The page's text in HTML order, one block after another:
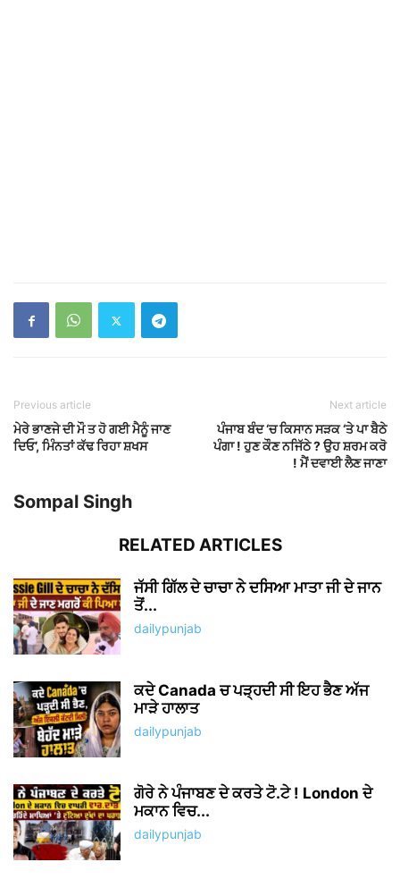
Previous article
ਮੇਰੇ ਭਾਣਜੇ ਦੀ ਮੌ ਤ ਹੋ ਗਈ ਮੈਨੂੰ ਜਾਣ
ਦਿਓ’, ਮਿੰਨਤਾਂ ਕੱਢ ਰਿਹਾ ਸ਼ਖਸ
Next article
ਪੰਜਾਬ ਬੰਦ ‘ਚ ਕਿਸਾਨ ਸੜਕ ‘ਤੇ ਪਾ ਬੈਠੇ
ਪੰਗਾ ! ਹੁਣ ਕੌਣ ਨਜਿੱਠੇ ? ਉਹ ਸ਼ਰਮ ਕਰੋ
! ਮੈਂ ਦਵਾਈ ਲੈਣ ਜਾਣਾ
Sompal Singh
RELATED ARTICLES
ਜੱਸੀ ਗਿੱਲ ਦੇ ਚਾਚਾ ਨੇ ਦਸਿਆ ਮਾਤਾ ਜੀ ਦੇ ਜਾਨ
ਤੋਂ...
dailypunjab
ਕਦੇ Canada ਚ ਪੜ੍ਹਦੀ ਸੀ ਇਹ ਭੈਣ ਅੱਜ
ਮਾੜੇ ਹਾਲਾਤ
dailypunjab
ਗੋਰੇ ਨੇ ਪੰਜਾਬਣ ਦੇ ਕਰਤੇ ਟੋ.ਟੇ ! London ਦੇ
ਮਕਾਨ ਵਿਚ...
dailypunjab